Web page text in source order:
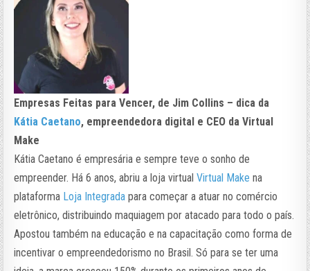
Empresas Feitas para Vencer, de Jim Collins – dica da
Kátia Caetano, empreendedora digital e CEO da Virtual
Make
Kátia Caetano é empresária e sempre teve o sonho de
empreender. Há 6 anos, abriu a loja virtualVirtual Make na
plataforma Loja Integrada para começar a atuar no comércio
eletrônico, distribuindo maquiagem por atacado para todo o país.
Apostou também na educação e na capacitação como forma de
incentivar o empreendedorismo no Brasil. Só para se ter uma